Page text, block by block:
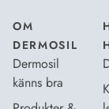
OM
DERMOSIL
Dermosil
känns bra